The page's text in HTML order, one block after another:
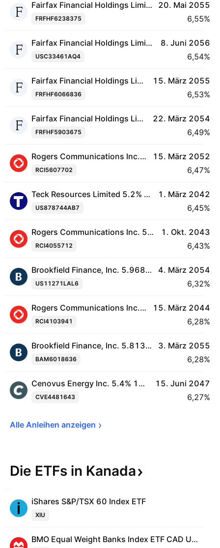
Fairfax Financial Holdings Limited 6.5% 20-MAY-2055
FRFHF6238375 6,55%
20. Mai 2055
Fairfax Financial Holdings Limited 6.2% 08-JUN-2056
USC33461AQ4 6,54%
8. Juni 2056
Fairfax Financial Holdings Limited 6.1% 15-MAR-2055
FRFHF6066836 6,53%
15. März 2055
Fairfax Financial Holdings Limited 6.35% 22-MAR-2054
FRFHF5903675 6,49%
22. März 2054
Rogers Communications Inc. 4.55% 15-MAR-2052
RCI5607702 6,47%
15. März 2052
Teck Resources Limited 5.2% 01-MAR-2042
US878744AB7 6,45%
1. März 2042
Rogers Communications Inc. 5.45% 01-OCT-2043
RCI4055712 6,43%
1. Okt. 2043
Brookfield Finance, Inc. 5.968% 04-MAR-2054
US11271LAL6 6,32%
4. März 2054
Rogers Communications Inc. 5.0% 15-MAR-2044
RCI4103941 6,28%
15. März 2044
Brookfield Finance, Inc. 5.813% 03-MAR-2055
BAM6018636 6,28%
3. März 2055
Cenovus Energy Inc. 5.4% 15-JUN-2047
CVE4481643 6,27%
15. Juni 2047
Alle Anleihen anzeigen
Die ETFs in Kanada
iShares S&P/TSX 60 Index ETF
XIU
BMO Equal Weight Banks Index ETF CAD Units Trust Unit